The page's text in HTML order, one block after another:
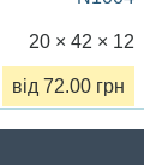
20 × 42 × 12
від 72.00 грн